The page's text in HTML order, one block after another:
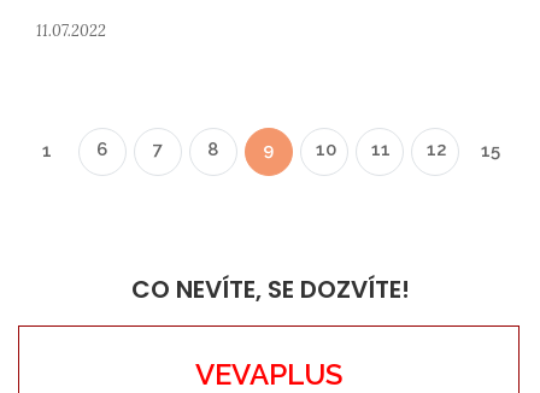
11.07.2022
1 6 7 8 9 10 11 12 15
CO NEVÍTE, SE DOZVÍTE!
VEVAPLUS